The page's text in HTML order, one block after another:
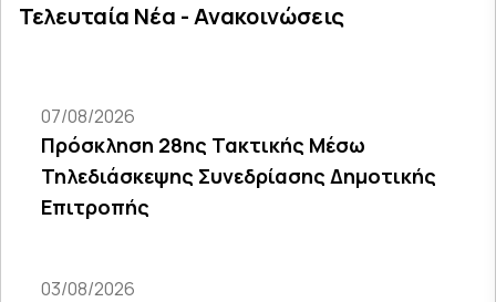
Τελευταία Νέα - Ανακοινώσεις
07/08/2026
Πρόσκληση 28ης Τακτικής Μέσω
Τηλεδιάσκεψης Συνεδρίασης Δημοτικής
Επιτροπής
03/08/2026